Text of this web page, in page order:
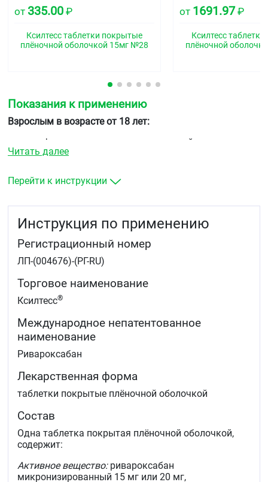
от 335.00 ₽
Ксилтесс таблетки покрытые
плёночной оболочкой 15мг №28
от 1691.97₽
Ксилтесс
плёночной
Показания к применению
Взрослым в возрасте от 18 лет:
профилактика инсульта и системной
тромбоэмболии у пациентов с фибрилляцией
лечение тромбоза глубоких вен (ТГВ) и
тромбоэмболии легочной артерии (ТЭЛА) и
Детям и подросткам в возрасте до 18 лет:
лечение венозной тромбоэмболии (ВТЭ) и
профилактика рецидивов ВТЭ у детей и
подростков в возрасте до 18 лет с массой тела от
парентеральной антикоагулянтной терапии.
Читать далее
Перейти к инструкции
Инструкция по применению
Регистрационный номер
ЛП-(004676)-(РГ-RU)
Торговое наименование
Ксилтесс®
Международное непатентованное
наименование
Ривароксабан
Лекарственная форма
таблетки покрытые плёночной оболочкой
Состав
Одна таблетка покрытая плёночной оболочкой,
содержит:
Активное вещество:ривароксабан
микронизированный 15 мг или 20 мг,